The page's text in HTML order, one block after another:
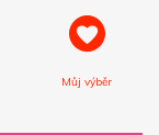
Můj výběr